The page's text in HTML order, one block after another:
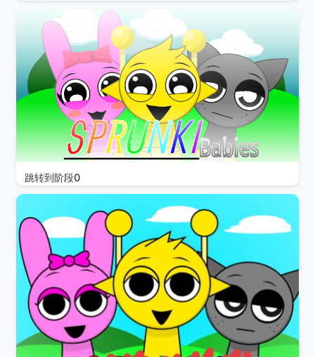
跳转到阶段0